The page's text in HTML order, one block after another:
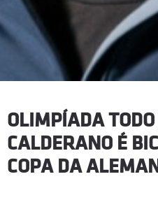
OLIMPÍADA
CALDERANO É
COPA DA